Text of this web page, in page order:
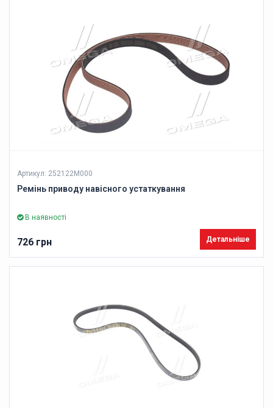
Артикул: 252122M000
Ремінь приводу навісного устаткування
В наявності
726 грн Детальніше